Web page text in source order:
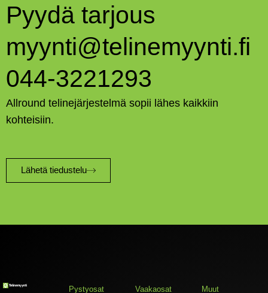
Pyydä tarjous
myynti@telinemyynti.fi
044-3221293
Allround telinejärjestelmä sopii lähes kaikkiin
kohteisiin.
Lähetä tiedustelu
Pystyosat
Vaakaosat
Muut